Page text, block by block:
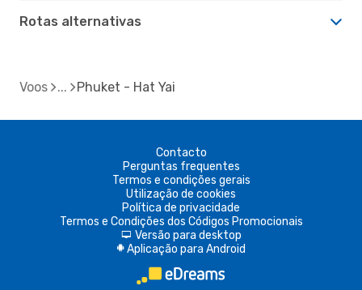
Rotas alternativas
Voos Phuket - Hat Yai
Contacto
Perguntas frequentes
Termos e condições gerais
Utilização de cookies
Política de privacidade
Termos e Condições dos Códigos Promocionais
d Versão para desktop
A Aplicação para Android